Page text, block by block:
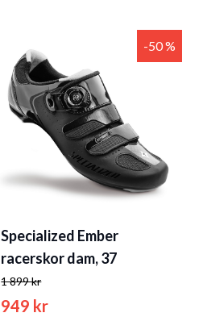
-50 %
Specialized Ember
racerskor dam, 37
1 899 kr
949 kr